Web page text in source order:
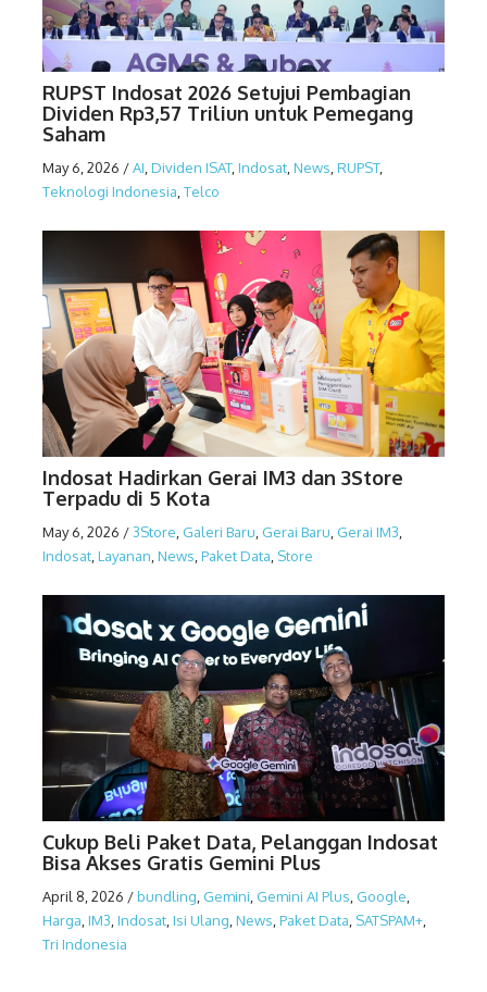
RUPST Indosat 2026 Setujui Pembagian
Dividen Rp3,57 Triliun untuk Pemegang
Saham
May 6, 2026 /AI Dividen ISAT, Indosat News RUPST,
Teknologi Indonesia Telco
Indosat Hadirkan Gerai IM3 dan 3Store
Terpadu di 5 Kota
May 6, 2026 /3Store Galeri Baru Gerai Baru Gerai IM3
Indosat Layanan News Paket Data Store
Cukup Beli Paket Data, Pelanggan Indosat
Bisa Akses Gratis Gemini Plus
April 8, 2026 /bundling Gemini Gemini AI Plus Google
Harga IM3 Indosat Isi Ulang News Paket Data SATSPAM+
Tri Indonesia